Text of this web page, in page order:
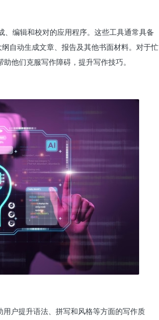
编辑和校对的应用程序。这些工具通常具备
自动生成文章、报告及其他书面材料。对于忙
他们克服写作障碍，提升写作技巧。
户提升语法、拼写和风格等方面的写作质